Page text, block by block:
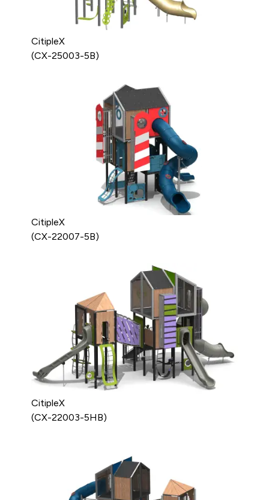
CitipleX
(CX-25003-5B)
CitipleX
(CX-22007-5B)
CitipleX
(CX-22003-5HB)